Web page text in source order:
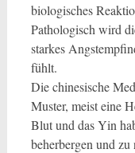
biologisches
Pathologisch wird
starkes
fühlt.
Die chinesische
Muster, meist eine
Blut und das Yin
beherbergen und